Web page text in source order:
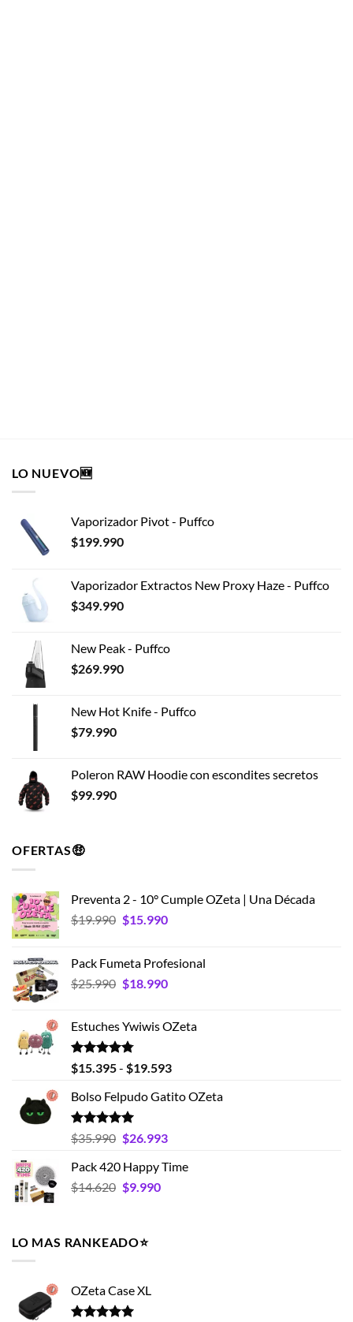
variantes.
Las
se
pueden
elegir
página
de
producto
LO NUEVO🆕
Vaporizador Pivot - Puffco
$199.990
Vaporizador Extractos New Proxy Haze - Puffco
$349.990
New Peak - Puffco
$269.990
New Hot Knife - Puffco
$79.990
Poleron RAW Hoodie con escondites secretos
$99.990
OFERTAS🤑
Preventa 2 - 10° Cumple OZeta | Una Década
$19.990 El
era:
$19.990.
$15.990El
es:
$15.990.
Pack Fumeta Profesional
$25.990 El
era:
$25.990.
$18.990El
es:
Estuches Ywiwis OZeta
Valorado
con
de 5
$15.395- $19.593Rango
precios:
$19.593
Bolso Felpudo Gatito OZeta
Valorado
con
de 5
$35.990 El
original
era:
$26.993El
actual
Pack 420 Happy Time
$14.620 El
era:
$14.620.
$9.990El
LO MAS RANKEADO⭐️
OZeta Case XL